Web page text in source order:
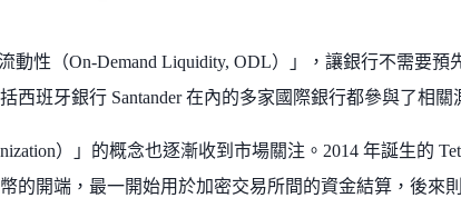
動性（On-Demand Liquidity, ODL）」，讓銀行不需要預
西班牙銀行 Santander 在內的多家國際銀行都參與了相關
）」的概念也逐漸收到市場關注。2014 年誕生的
的開端，最一開始用於加密交易所間的資金結算，後來